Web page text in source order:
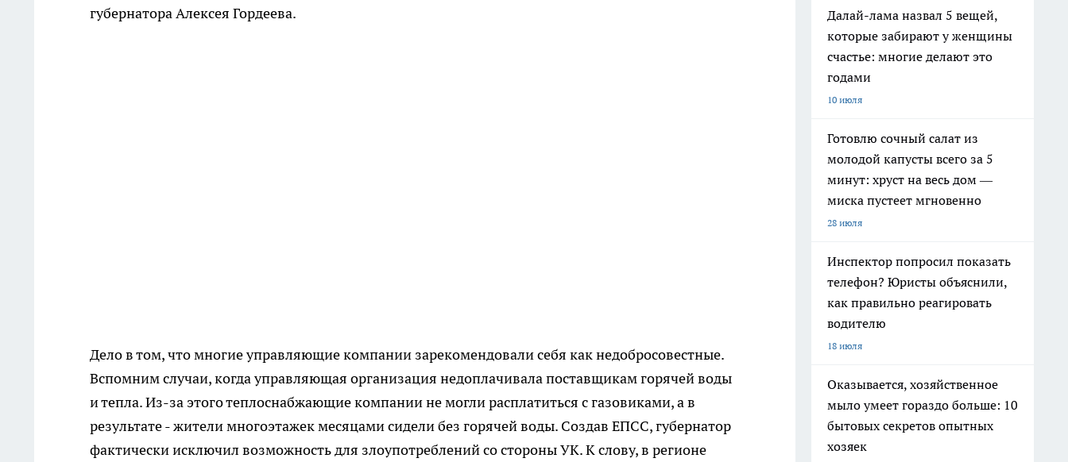
губернатора Алексея Гордеева.
Дело в том, что многие управляющие компании зарекомендовали себя как недобросовестные.
Вспомним случаи, когда управляющая организация недоплачивала поставщикам горячей воды
и тепла. Из-за этого теплоснабжающие компании не могли расплатиться с газовиками, а в
результате - жители многоэтажек месяцами сидели без горячей воды. Создав ЕПСС, губернатор
фактически исключил возможность для злоупотреблений со стороны УК. К слову, в регионе
Далай-лама назвал 5 вещей,
которые забирают у женщины
счастье: многие делают это
годами
10 июля
Готовлю сочный салат из
молодой капусты всего за 5
минут: хруст на весь дом —
миска пустеет мгновенно
28 июля
Инспектор попросил показать
телефон? Юристы объяснили,
как правильно реагировать
водителю
18 июля
Оказывается, хозяйственное
мыло умеет гораздо больше: 10
бытовых секретов опытных
хозяек